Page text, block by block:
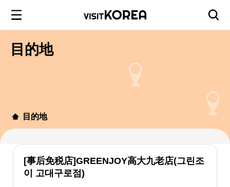
目的地
目的地
[事后免税店]GREENJOY高大九老店(그린조
이 고대구로점)